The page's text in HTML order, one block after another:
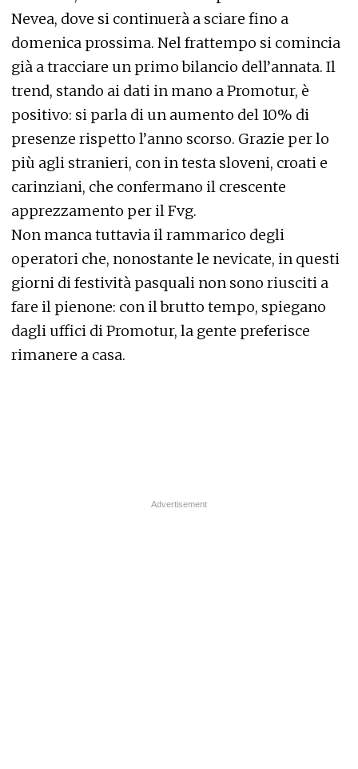
Nevea, dove si continuerà a sciare fino a
domenica prossima. Nel frattempo si comincia
già a tracciare un primo bilancio dell’annata. Il
trend, stando ai dati in mano a Promotur, è
positivo: si parla di un aumento del 10% di
presenze rispetto l’anno scorso. Grazie per lo
più agli stranieri, con in testa sloveni, croati e
carinziani, che confermano il crescente
apprezzamento per il Fvg.
Non manca tuttavia il rammarico degli
operatori che, nonostante le nevicate, in questi
giorni di festività pasquali non sono riusciti a
fare il pienone: con il brutto tempo, spiegano
dagli uffici di Promotur, la gente preferisce
rimanere a casa.